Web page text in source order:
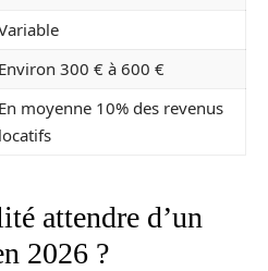
Environ 300 € à 600 €
En moyenne 10% des revenus
locatifs
attendre d’un
2026 ?